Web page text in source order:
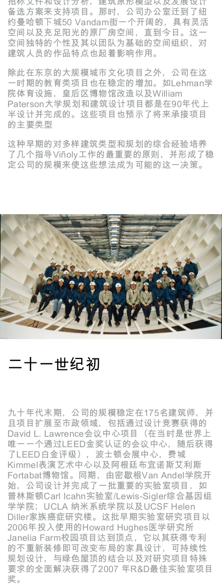
备选方案来支持项目。那时，公司办公室迁到了纽
约曼哈顿下城50 Vandam街一个开阔的，具有灵活
空间以及充足阳光的原厂房空间，直到今日。这一
空间独特的个性及其以团队为基础的空间组织，对
建筑人员的作品特点也起着影响作用。
除此在东京的大规模城市文化项目之外，公司在这
一时期的教育类项目也在稳定的增加。如Lehman学
院体育设施，皇后区博物馆改造以及William
Paterson大学规划和建筑设计项目都是在90年代上
半设计并完成的。这些项目也预示了将来承接项目
的主要类型
这种早期的对多样建筑类型和规划的综合经验培养
了几个指导Viñoly工作的最重要的原则，并形成了稳
定公司的规模来使这些想法成为可能的这一决策。
二十一世纪初
九十年代末期，公司的规模稳定在175名建筑师，并
且项目扩展至市政领域，包括通过设计竞赛获得的
David L. Lawrence会议中心项目（在当时是世界上
唯一一个通过LEED金奖认证的会议中心，随后获得
了LEED白金评级），波士顿会展中心，费城
Kimmel表演艺术中心以及阿根廷布宜诺斯艾利斯
Fortabat博物馆。同期，由密歇根Van Andel学院开
始，公司设计并完成了一批重要的实验室项目，如
普林斯顿Carl Icahn实验室/Lewis-Sigler综合基因组
学学院；UCLA 纳米系统学院以及UCSF Helen
Diller家族癌症研究楼。这批早期实验室研究项目以
2006年投入使用的Howard Hughes医学研究所
Janelia Farm校园项目达到顶点，它以其获得专利
的不重新装修即可改变布局的家具设计，可持续性
规划设计，与绿色屋顶的结合以及对研究项目特殊
要求的全面解决获得了2007 年R&D最佳实验室项目
奖。